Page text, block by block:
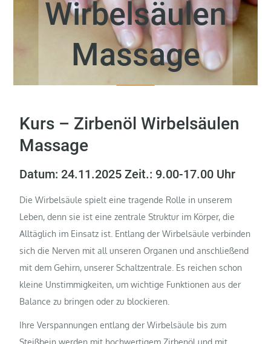
Wirbelsäulen
Massage
Kurs – Zirbenöl Wirbelsäulen
Massage
Datum: 24.11.2025 Zeit.: 9.00-17.00 Uhr
Die Wirbelsäule spielt eine tragende Rolle in unserem
Leben, denn sie ist eine zentrale Struktur im Körper, die
Alltäglich im Einsatz ist. Entlang der Wirbelsäule verbinden
sich die Nerven mit all unseren Organen und anschließend
mit dem Gehirn, unserer Schaltzentrale. Es reichen schon
kleine Unstimmigkeiten, um wichtige Funktionen aus der
Balance zu bringen oder zu blockieren.
Ihre Verspannungen entlang der Wirbelsäule bis zum